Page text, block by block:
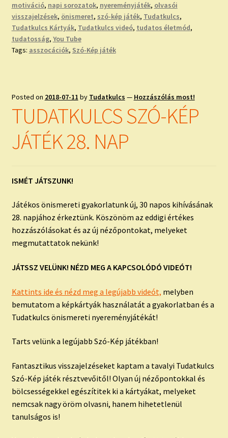
motiváció, napi sorozatok, nyereményjáték, olvasói
visszajelzések, önismeret, szó-kép játék, Tudatkulcs,
Tudatkulcs Kártyák, Tudatkulcs videó, tudatos életmód,
tudatosság, You Tube
Tags: asszocációk, Szó-Kép játék
Posted on 2018-07-11 by Tudatkulcs — Hozzászólás most!
TUDATKULCS SZÓ-KÉP
JÁTÉK 28. NAP
ISMÉT JÁTSZUNK!
Játékos önismereti gyakorlatunk új, 30 napos kihívásának
28. napjához érkeztünk. Köszönöm az eddigi értékes
hozzászólásokat és az új nézőpontokat, melyeket
megmutattatok nekünk!
JÁTSSZ VELÜNK! NÉZD MEG A KAPCSOLÓDÓ VIDEÓT!
Kattints ide és nézd meg a legújabb videót, melyben
bemutatom a képkártyák használatát a gyakorlatban és a
Tudatkulcs önismereti nyereményjátékát!
Tarts velünk a legújabb Szó-Kép játékban!
Fantasztikus visszajelzéseket kaptam a tavalyi Tudatkulcs
Szó-Kép játék résztvevőitől! Olyan új nézőpontokkal és
bölcsességekkel egészítitek ki a kártyákat, melyeket
nemcsak nagy öröm olvasni, hanem hihetetlenül
tanulságos is!